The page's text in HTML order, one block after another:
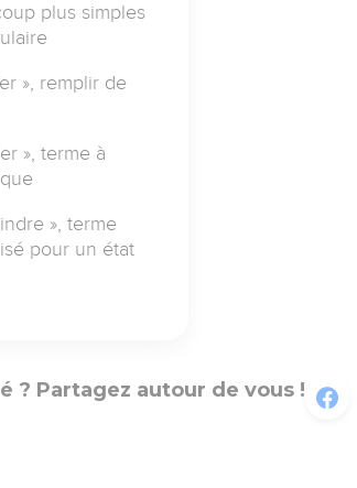
plus simples
», remplir de
», terme à
», terme
pour un état
? Partagez autour de vous !